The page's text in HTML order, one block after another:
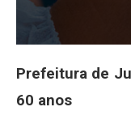
Prefeitura de
60 anos